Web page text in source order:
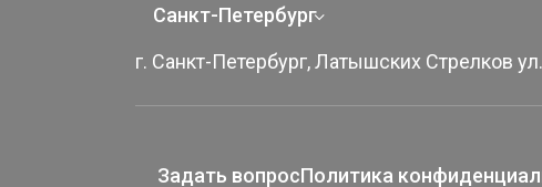
Санкт-Петербург
г. Санкт-Петербург, Латышских Стрелков
Задать вопросПолитика